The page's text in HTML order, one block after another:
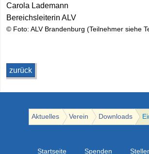
Carola Lademann
Bereichsleiterin ALV
© Foto: ALV Brandenburg (Teilnehmer siehe
zurück
Aktuelles Verein Downloads
Startseite Spenden